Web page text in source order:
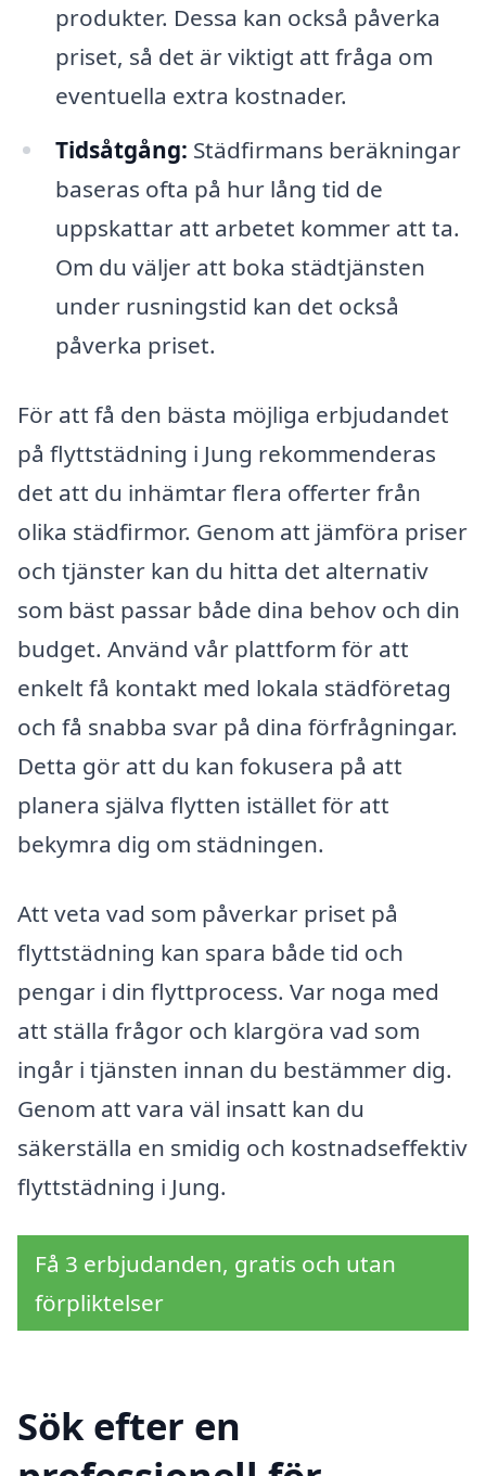
produkter. Dessa kan också påverka
priset, så det är viktigt att fråga om
eventuella extra kostnader.
Tidsåtgång: Städfirmans beräkningar
baseras ofta på hur lång tid de
uppskattar att arbetet kommer att ta.
Om du väljer att boka städtjänsten
under rusningstid kan det också
påverka priset.
För att få den bästa möjliga erbjudandet
på flyttstädning i Jung rekommenderas
det att du inhämtar flera offerter från
olika städfirmor. Genom att jämföra priser
och tjänster kan du hitta det alternativ
som bäst passar både dina behov och din
budget. Använd vår plattform för att
enkelt få kontakt med lokala städföretag
och få snabba svar på dina förfrågningar.
Detta gör att du kan fokusera på att
planera själva flytten istället för att
bekymra dig om städningen.
Att veta vad som påverkar priset på
flyttstädning kan spara både tid och
pengar i din flyttprocess. Var noga med
att ställa frågor och klargöra vad som
ingår i tjänsten innan du bestämmer dig.
Genom att vara väl insatt kan du
säkerställa en smidig och kostnadseffektiv
flyttstädning i Jung.
Få 3 erbjudanden, gratis och utan
förpliktelser
Sök efter en